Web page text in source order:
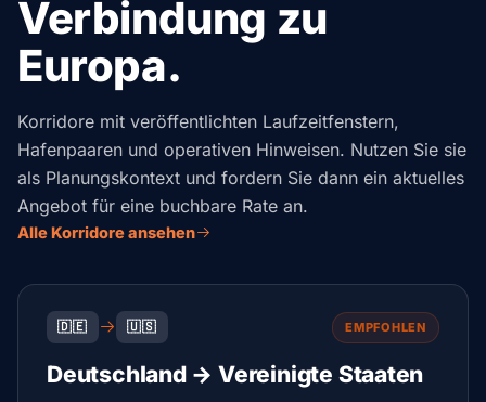
Verbindung zu
Europa.
Korridore mit veröffentlichten Laufzeitfenstern,
Hafenpaaren und operativen Hinweisen. Nutzen Sie sie
als Planungskontext und fordern Sie dann ein aktuelles
Angebot für eine buchbare Rate an.
Alle Korridore ansehen
🇩🇪 🇺🇸 EMPFOHLEN
Deutschland → Vereinigte Staaten